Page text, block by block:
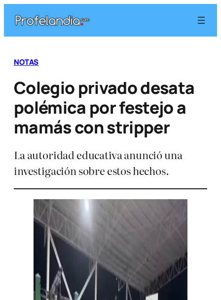
contenido
NOTAS
Colegio privado desata
polémica por festejo a
mamás con stripper
La autoridad educativa anunció una
investigación sobre estos hechos.